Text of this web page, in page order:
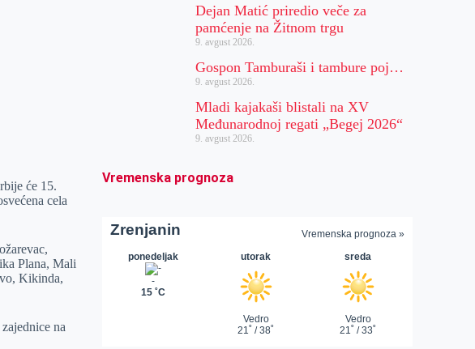
će 15.
cela
Plana, Mali
Kikinda,
na
Dejan Matić priredio veče za
pamćenje na Žitnom trgu
9. avgust 2026.
Gospon Tamburaši i tambure poj…
9. avgust 2026.
Mladi kajakaši blistali na XV
Međunarodnoj regati „Begej 2026“
9. avgust 2026.
Vremenska prognoza